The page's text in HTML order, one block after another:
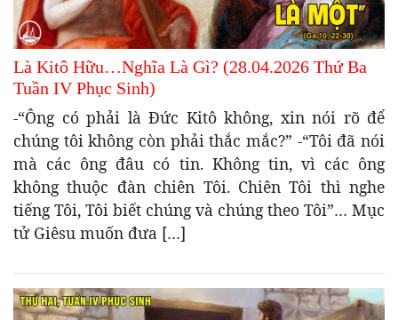
Là Kitô Hữu…Nghĩa Là Gì? (28.04.2026 Thứ Ba
Tuần IV Phục Sinh)
-“Ông có phải là Đức Kitô không, xin nói rõ để
chúng tôi không còn phải thắc mắc?” -“Tôi đã nói
mà các ông đâu có tin. Không tin, vì các ông
không thuộc đàn chiên Tôi. Chiên Tôi thì nghe
tiếng Tôi, Tôi biết chúng và chúng theo Tôi”… Mục
tử Giêsu muốn đưa […]